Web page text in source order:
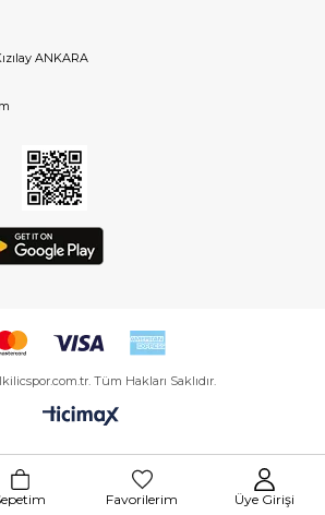
ANKARA
Tüm Hakları Saklıdır.
Favorilerim Üye Girişi